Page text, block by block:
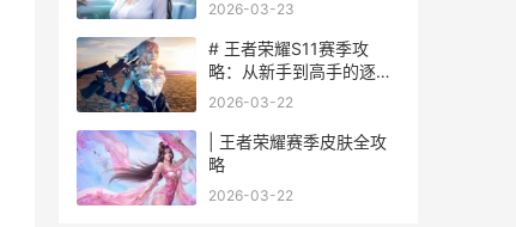
2026-03-23
# 王者荣耀S11赛季攻
略：从新手到高手的逐步
指南
2026-03-22
| 王者荣耀赛季皮肤全攻
略
2026-03-22